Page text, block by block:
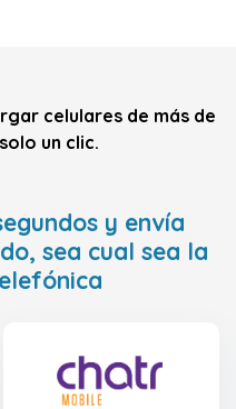
celulares de más de
un clic.
y envía
sea cual sea la